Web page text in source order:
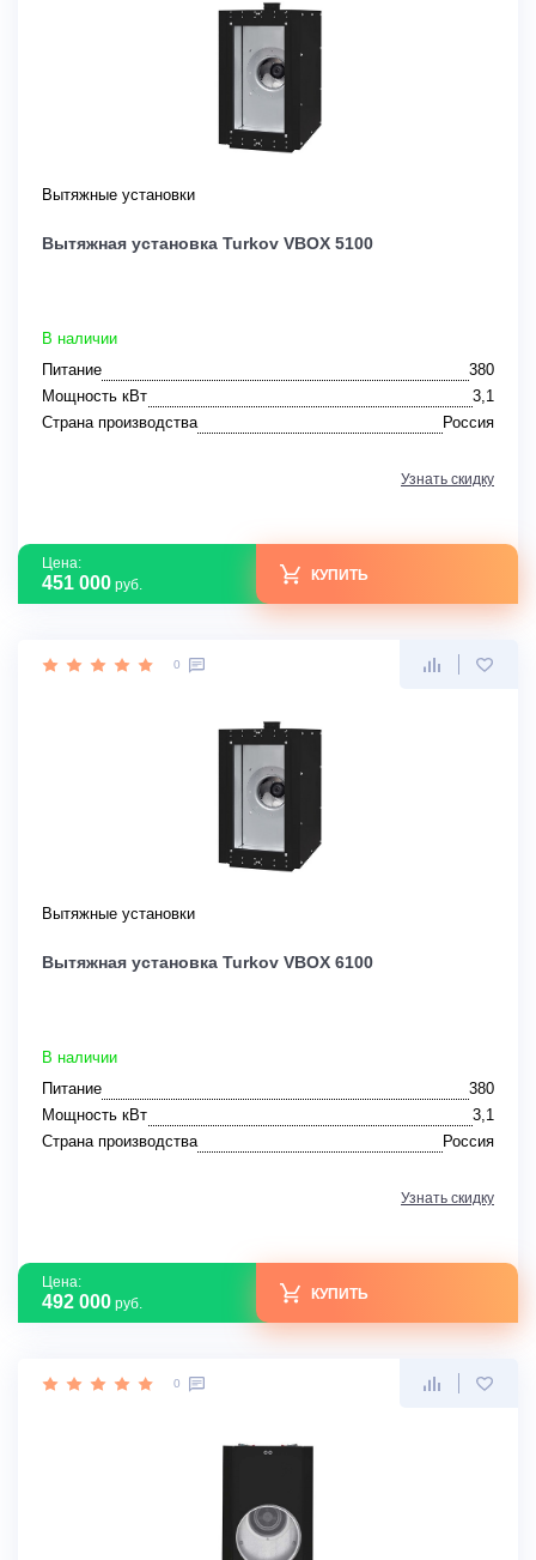
Вытяжные установки
Вытяжная установка Turkov VBOX 5100
В наличии
Питание
380
Мощность кВт
3,1
Страна производства
Россия
Узнать скидку
Цена:
451 000 руб.
КУПИТЬ
0
Вытяжные установки
Вытяжная установка Turkov VBOX 6100
В наличии
Питание
380
Мощность кВт
3,1
Страна производства
Россия
Узнать скидку
Цена:
492 000 руб.
КУПИТЬ
0